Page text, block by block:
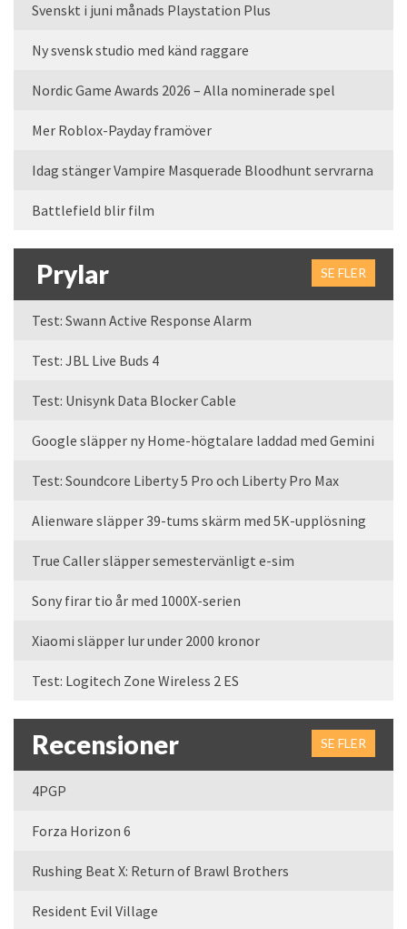
Svenskt i juni månads Playstation Plus
Ny svensk studio med känd raggare
Nordic Game Awards 2026 – Alla nominerade spel
Mer Roblox-Payday framöver
Idag stänger Vampire Masquerade Bloodhunt servrarna
Battlefield blir film
Prylar SE FLER
Test: Swann Active Response Alarm
Test: JBL Live Buds 4
Test: Unisynk Data Blocker Cable
Google släpper ny Home-högtalare laddad med Gemini
Test: Soundcore Liberty 5 Pro och Liberty Pro Max
Alienware släpper 39-tums skärm med 5K-upplösning
True Caller släpper semestervänligt e-sim
Sony firar tio år med 1000X-serien
Xiaomi släpper lur under 2000 kronor
Test: Logitech Zone Wireless 2 ES
Recensioner SE FLER
4PGP
Forza Horizon 6
Rushing Beat X: Return of Brawl Brothers
Resident Evil Village